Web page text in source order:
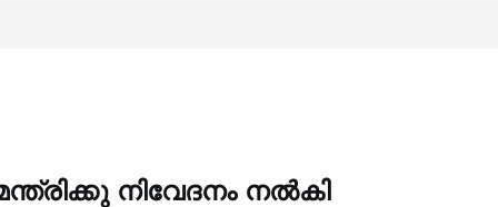
നിവേദനം നൽകി